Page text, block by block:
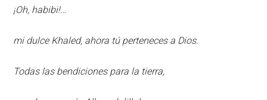
¡Oh, habibi!…
mi dulce Khaled, ahora tú perteneces a Dios.
Todas las bendiciones para la tierra,